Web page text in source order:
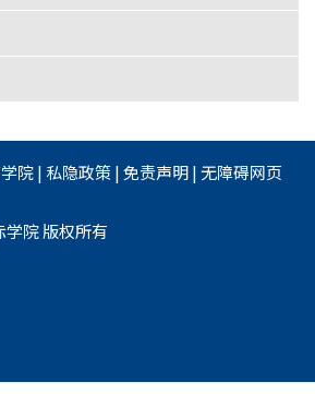
院| 私隐政策|免责声明|无障碍网页
学院 版权所有